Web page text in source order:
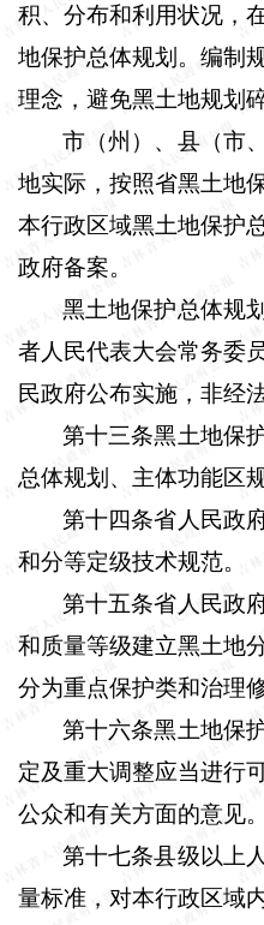
积、分布和利用状况，
地保护总体规划。编制
理念，避免黑土地规划
市（州）、县（市
地实际，按照省黑土地
本行政区域黑土地保护
政府备案。
黑土地保护总体规
者人民代表大会常务委
民政府公布实施，非经
第十三条黑土地保
总体规划、主体功能区
第十四条省人民政
和分等定级技术规范。
第十五条省人民政
和质量等级建立黑土地
分为重点保护类和治理
第十六条黑土地保
定及重大调整应当进行
公众和有关方面的意见。
第十七条县级以上
量标准，对本行政区域